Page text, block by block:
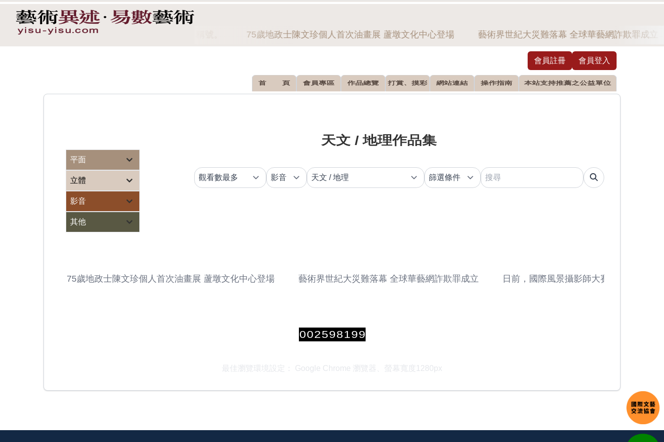
組優秀的作品集榮獲「年度國際風景攝影師」稱號。 75歲地政士陳文珍個人首次油畫展 蘆墩文化中心登場 藝術界世紀大災難落幕 全球華藝網詐欺罪成立
會員註冊 會員登入
首 頁 會員專區 作品總覽 打賞、摸彩 網站連結 操作指南 本站支持推薦之公益單位
平面
立體
影音
其他
天文 / 地理作品集
75歲地政士陳文珍個人首次油畫展 蘆墩文化中心登場 藝術界世紀大災難落幕 全球華藝網詐欺罪成立
日前，國際風景攝影師大賽主辦方公布
002598 199
最佳瀏覽環境設定： Google Chrome 瀏覽器、螢幕寬度1280px